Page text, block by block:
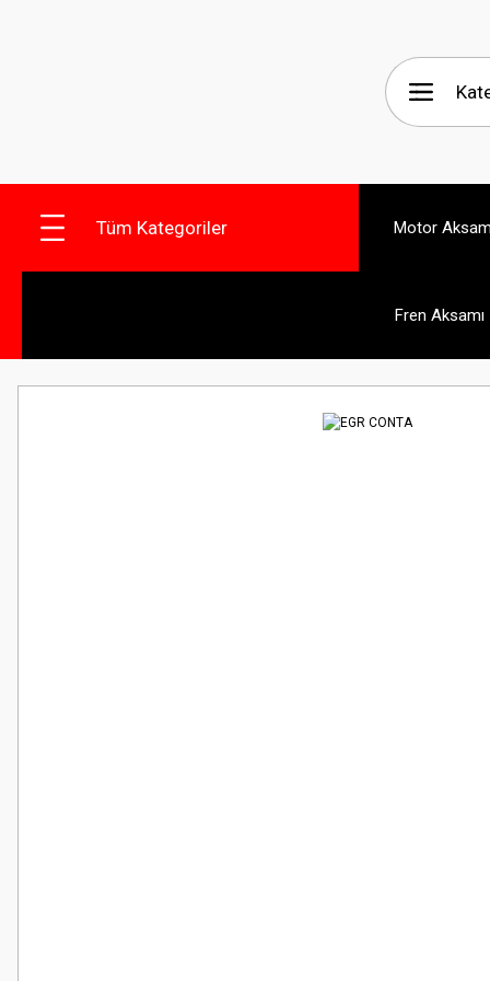
Tüm Kategoriler Motor
Fren Aksamı